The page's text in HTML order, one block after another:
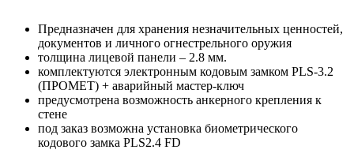
Предназначен для хранения незначительных ценностей,
документов и личного огнестрельного оружия
толщина лицевой панели – 2.8 мм.
комплектуются электронным кодовым замком PLS-3.2
(ПРОМЕТ) + аварийный мастер-ключ
предусмотрена возможность анкерного крепления к
стене
под заказ возможна установка биометрического
кодового замка PLS2.4 FD